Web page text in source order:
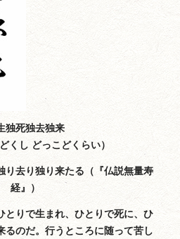
独死独去独来
くし どっこどくらい）
り去り独り来たる（『仏説無量寿
経』）
とりで生まれ、ひとりで死に、ひ
るのだ。行うところに随って苦し